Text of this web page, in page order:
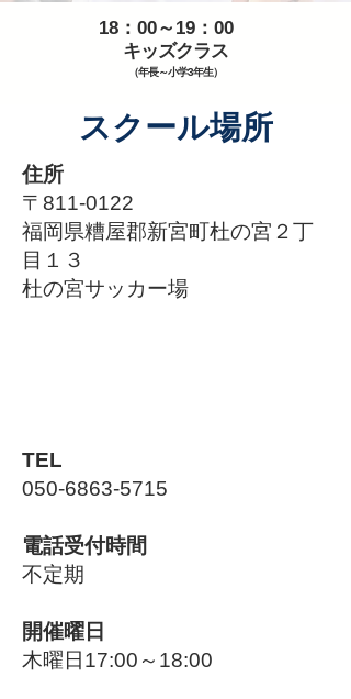
​18：00～19：00
キッズクラス
（年長～小学3年生）
​スクール場所
住所
〒811-0122
福岡県糟屋郡新宮町杜の宮２丁
目１３
杜の宮サッカー場
TEL
050-6863-5715
電話受付時間
不定期
開催曜日
木曜日17:00～18:00